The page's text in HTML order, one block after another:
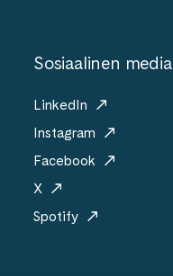
Sosiaalinen media
LinkedIn
Instagram
Facebook
X
Spotify